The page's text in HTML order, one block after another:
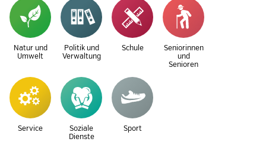
Natur und
Umwelt
Politik und
Verwaltung
Schule
Seniorinnen
und
Senioren
Service
Soziale
Dienste
Sport